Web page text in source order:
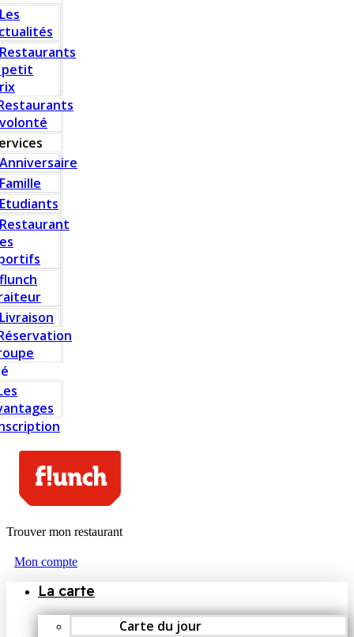
Les
Restaurants
petit
Anniversaire
Famille
Etudiants
Restaurant
flunch
Livraison
Trouver mon restaurant
Mon compte
La carte
Carte du jour